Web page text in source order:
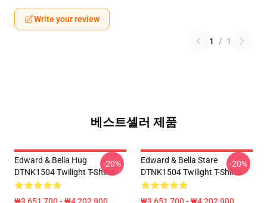
Write your review
1 / 1
베스트셀러 제품
Edward & Bella Hug
DTNK1504 Twilight T-Shirts
-20%
Edward & Bella Stare
DTNK1504 Twilight T-Shirts
-20%